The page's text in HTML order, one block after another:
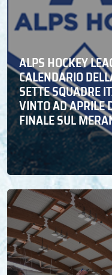
ALPS HOCKEY
CALENDARIO
SETTE SQUADRE
VINTO AD APRILE
FINALE SUL